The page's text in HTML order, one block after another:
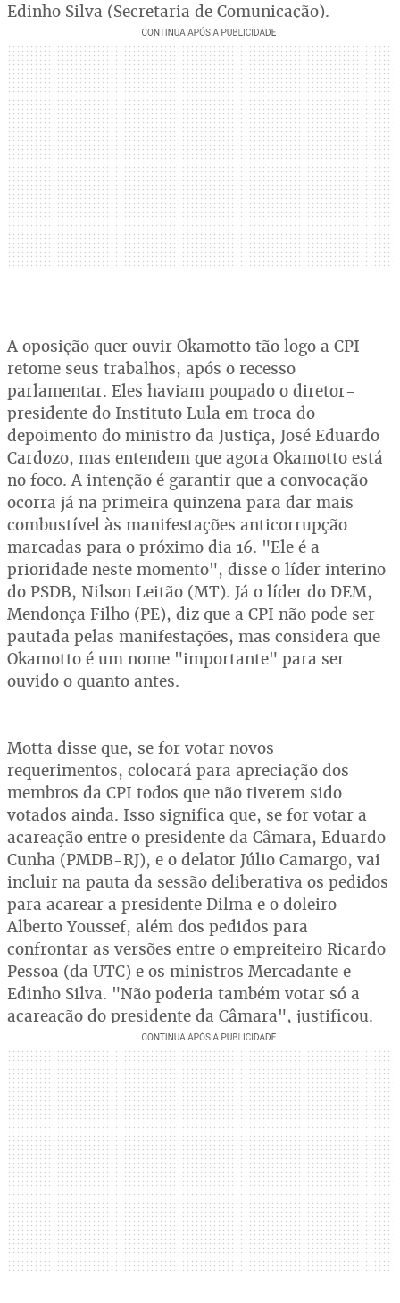
Edinho Silva (Secretaria de Comunicação).
A oposição quer ouvir Okamotto tão logo a CPI
retome seus trabalhos, após o recesso
parlamentar. Eles haviam poupado o diretor-
presidente do Instituto Lula em troca do
depoimento do ministro da Justiça, José Eduardo
Cardozo, mas entendem que agora Okamotto está
no foco. A intenção é garantir que a convocação
ocorra já na primeira quinzena para dar mais
combustível às manifestações anticorrupção
marcadas para o próximo dia 16. "Ele é a
prioridade neste momento", disse o líder interino
do PSDB, Nilson Leitão (MT). Já o líder do DEM,
Mendonça Filho (PE), diz que a CPI não pode ser
pautada pelas manifestações, mas considera que
Okamotto é um nome "importante" para ser
ouvido o quanto antes.
Motta disse que, se for votar novos
requerimentos, colocará para apreciação dos
membros da CPI todos que não tiverem sido
votados ainda. Isso significa que, se for votar a
acareação entre o presidente da Câmara, Eduardo
Cunha (PMDB-RJ), e o delator Júlio Camargo, vai
incluir na pauta da sessão deliberativa os pedidos
para acarear a presidente Dilma e o doleiro
Alberto Youssef, além dos pedidos para
confrontar as versões entre o empreiteiro Ricardo
Pessoa (da UTC) e os ministros Mercadante e
Edinho Silva. "Não poderia também votar só a
acareação do presidente da Câmara", justificou.